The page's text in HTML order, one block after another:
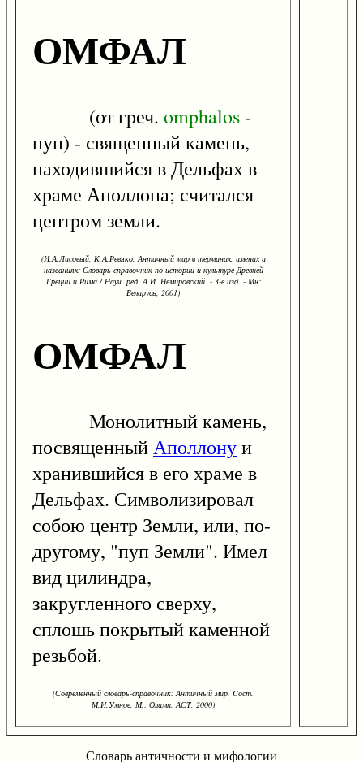
ОМФАЛ
(от греч. omphalos -
пуп) - священный камень,
находившийся в Дельфах в
храме Аполлона; считался
центром земли.
(И.А.Лисовый, К.А.Ревяко. Античный мир в терминах, именах и
названиях: Словарь-справочник по истории и культуре Древней
Греции и Рима / Науч. ред. А.И. Немировский. - 3-е изд. - Мн:
Беларусь, 2001)
ОМФАЛ
Монолитный камень,
посвященныйАполлонуи
хранившийся в его храме в
Дельфах. Символизировал
собою центр Земли, или, по-
другому, "пуп Земли". Имел
вид цилиндра,
закругленного сверху,
сплошь покрытый каменной
резьбой.
(Современный словарь-справочник: Античный мир. Cост.
М.И.Умнов. М.: Олимп, АСТ, 2000)
Словарь античности и мифологии